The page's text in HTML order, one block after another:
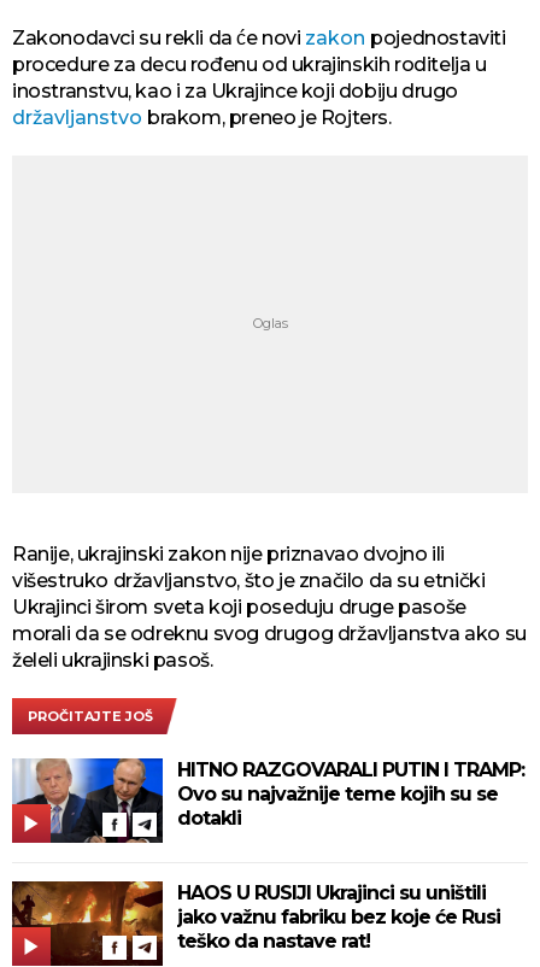
Zakonodavci su rekli da će novi zakon pojednostaviti
procedure za decu rođenu od ukrajinskih roditelja u
inostranstvu, kao i za Ukrajince koji dobiju drugo
državljanstvo brakom, preneo je Rojters.
Ranije, ukrajinski zakon nije priznavao dvojno ili
višestruko državljanstvo, što je značilo da su etnički
Ukrajinci širom sveta koji poseduju druge pasoše
morali da se odreknu svog drugog državljanstva ako su
želeli ukrajinski pasoš.
PROČITAJTE JOŠ
HITNO RAZGOVARALI PUTIN I TRAMP:
Ovo su najvažnije teme kojih su se
dotakli
HAOS U RUSIJI Ukrajinci su uništili
jako važnu fabriku bez koje će Rusi
teško da nastave rat!